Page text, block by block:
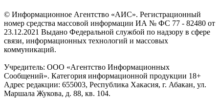
© Информационное Агентство «АИС». Регистрационный
номер средства массовой информации ИА № ФС 77 - 82480 от
23.12.2021 Выдано Федеральной службой по надзору в сфере
связи, информационных технологий и массовых
коммуникаций.
Учредитель: ООО «Агентство Информационных
Сообщений». Категория информационной продукции 18+
Адрес редакции: 655003, Республика Хакасия, г. Абакан, ул.
Маршала Жукова, д. 88, кв. 104.